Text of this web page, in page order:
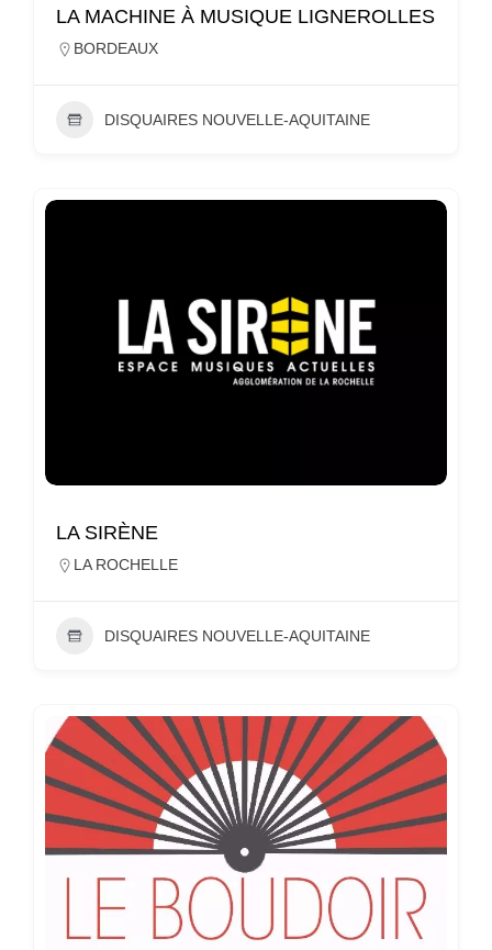
LA MACHINE À MUSIQUE LIGNEROLLES
BORDEAUX
DISQUAIRES NOUVELLE-AQUITAINE
LA SIRÈNE
LA ROCHELLE
DISQUAIRES NOUVELLE-AQUITAINE